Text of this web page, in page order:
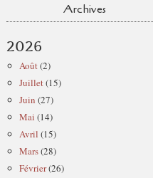
Archives
2026
Août(2)
Juillet(15)
Juin (27)
Mai (14)
Avril (15)
Mars(28)
Février(26)